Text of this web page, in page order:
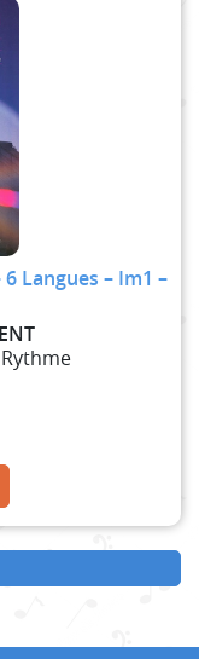
6 Langues – Im1 –